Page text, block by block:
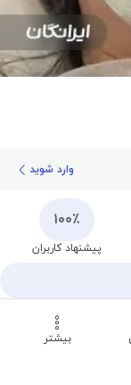
وارد شوید
۱۰۰٪
پیشنهاد کاربران
۱۸:۰۰
بیشتر